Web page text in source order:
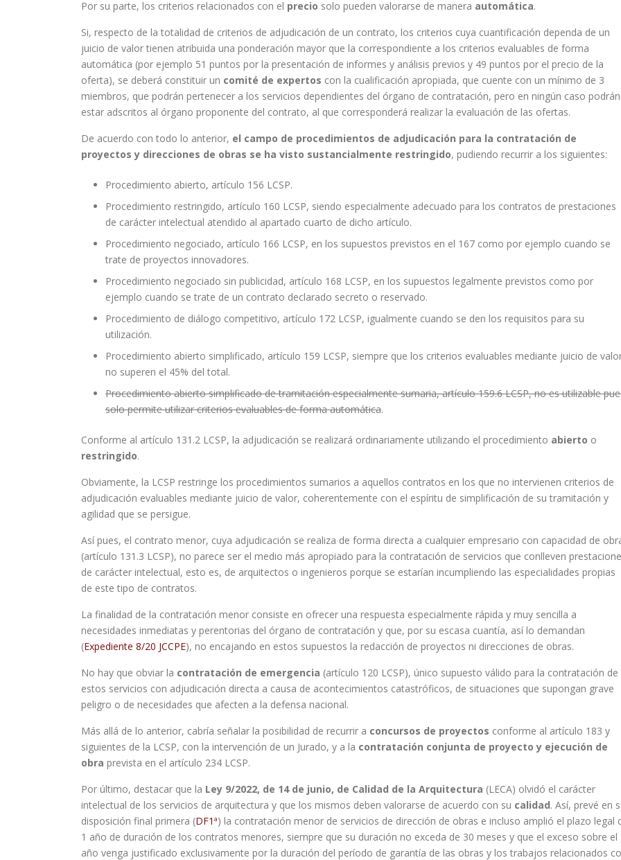
Por su parte, los criterios relacionados con el precio solo pueden valorarse de manera automática.
Si, respecto de la totalidad de criterios de adjudicación de un contrato, los criterios cuya cuantificación dependa de un
juicio de valor tienen atribuida una ponderación mayor que la correspondiente a los criterios evaluables de forma
automática (por ejemplo 51 puntos por la presentación de informes y análisis previos y 49 puntos por el precio de la
oferta), se deberá constituir un comité de expertos con la cualificación apropiada, que cuente con un mínimo de 3
miembros, que podrán pertenecer a los servicios dependientes del órgano de contratación, pero en ningún caso podrán
estar adscritos al órgano proponente del contrato, al que corresponderá realizar la evaluación de las ofertas.
De acuerdo con todo lo anterior, el campo de procedimientos de adjudicación para la contratación de
proyectos y direcciones de obras se ha visto sustancialmente restringido, pudiendo recurrir a los siguientes:
Procedimiento abierto, artículo 156 LCSP.
Procedimiento restringido, artículo 160 LCSP, siendo especialmente adecuado para los contratos de prestaciones
de carácter intelectual atendido al apartado cuarto de dicho artículo.
Procedimiento negociado, artículo 166 LCSP, en los supuestos previstos en el 167 como por ejemplo cuando se
trate de proyectos innovadores.
Procedimiento negociado sin publicidad, artículo 168 LCSP, en los supuestos legalmente previstos como por
ejemplo cuando se trate de un contrato declarado secreto o reservado.
Procedimiento de diálogo competitivo, artículo 172 LCSP, igualmente cuando se den los requisitos para su
utilización.
Procedimiento abierto simplificado, artículo 159 LCSP, siempre que los criterios evaluables mediante juicio de
no superen el 45% del total.
Procedimiento abierto simplificado de tramitación especialmente sumaria, artículo 159.6 LCSP, no es utilizable
solo permite utilizar criterios evaluables de forma automática.
Conforme al artículo 131.2 LCSP, la adjudicación se realizará ordinariamente utilizando el procedimiento abierto o
restringido.
Obviamente, la LCSP restringe los procedimientos sumarios a aquellos contratos en los que no intervienen criterios de
adjudicación evaluables mediante juicio de valor, coherentemente con el espíritu de simplificación de su tramitación y
agilidad que se persigue.
Así pues, el contrato menor, cuya adjudicación se realiza de forma directa a cualquier empresario con capacidad de
(artículo 131.3 LCSP), no parece ser el medio más apropiado para la contratación de servicios que conlleven
de carácter intelectual, esto es, de arquitectos o ingenieros porque se estarían incumpliendo las especialidades propias
de este tipo de contratos.
La finalidad de la contratación menor consiste en ofrecer una respuesta especialmente rápida y muy sencilla a
necesidades inmediatas y perentorias del órgano de contratación y que, por su escasa cuantía, así lo demandan
(Expediente 8/20 JCCPE), no encajando en estos supuestos la redacción de proyectos ni direcciones de obras.
No hay que obviar la contratación de emergencia (artículo 120 LCSP), único supuesto válido para la contratación de
estos servicios con adjudicación directa a causa de acontecimientos catastróficos, de situaciones que supongan grave
peligro o de necesidades que afecten a la defensa nacional.
Más allá de lo anterior, cabría señalar la posibilidad de recurrir a concursos de proyectos conforme al artículo 183 y
siguientes de la LCSP, con la intervención de un Jurado, y a la contratación conjunta de proyecto y ejecución de
obra prevista en el artículo 234 LCSP.
Por último, destacar que la Ley 9/2022, de 14 de junio, de Calidad de la Arquitectura (LECA) olvidó el carácter
intelectual de los servicios de arquitectura y que los mismos deben valorarse de acuerdo con su calidad. Así, prevé en
disposición final primera (DF1ª) la contratación menor de servicios de dirección de obras e incluso amplió el plazo legal
1 año de duración de los contratos menores, siempre que su duración no exceda de 30 meses y que el exceso sobre el
año venga justificado exclusivamente por la duración del período de garantía de las obras y los trabajos relacionados